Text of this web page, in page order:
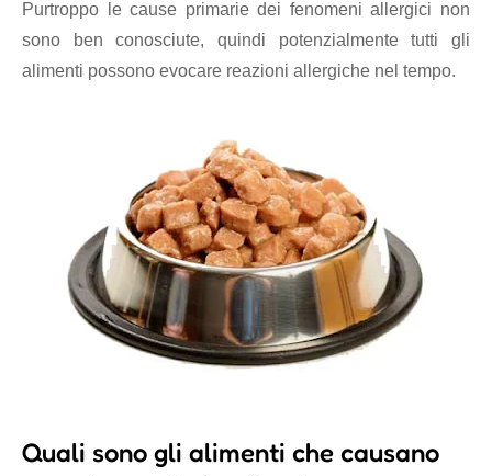
Purtroppo le cause primarie dei fenomeni allergici non
sono ben conosciute, quindi potenzialmente tutti gli
alimenti possono evocare reazioni allergiche nel tempo.
Quali sono gli alimenti che causano